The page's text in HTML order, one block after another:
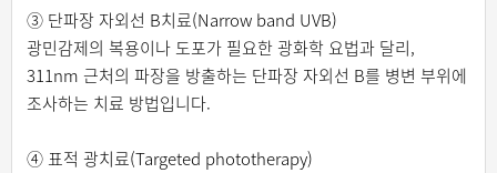
③ 단파장 자외선 B치료(Narrow band UVB)
광민감제의 복용이나 도포가 필요한 광화학 요법과 달리,
311nm 근처의 파장을 방출하는 단파장 자외선 B를 병변 부위에
조사하는 치료 방법입니다.
④ 표적 광치료(Targeted phototherapy)